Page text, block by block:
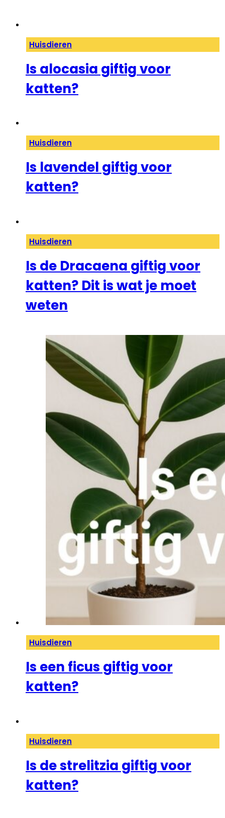
Huisdieren
Is alocasia giftig voor
katten?
Huisdieren
Is lavendel giftig voor
katten?
Huisdieren
Is de Dracaena giftig voor
katten? Dit is wat je moet
weten
Huisdieren
Is een ficus giftig voor
katten?
Huisdieren
Is de strelitzia giftig voor
katten?